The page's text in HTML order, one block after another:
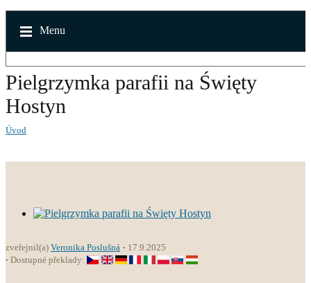
Menu
Pielgrzymka parafii na Święty
Hostyn
Úvod
zveřejnil(a) Veronika Poslušná
17.9.2025
Dostupné překlady: